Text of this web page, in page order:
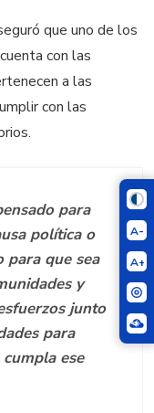
A-
A+
que uno de los
con las
a las
con las
para
política o
para que sea
y
junto
para
ese